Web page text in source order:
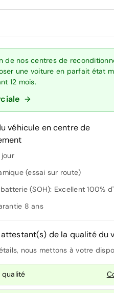
de nos centres de
une voiture en parfait état
12 mois.
véhicule en centre de
jour
(essai sur route)
(SOH): Excellent 100%
8 ans
de la qualité du
nous mettons à votre